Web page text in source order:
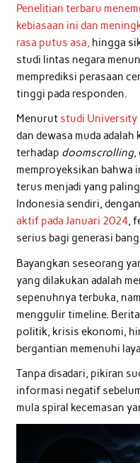
Penelitian terbaru
kebiasaan ini dan
rasa putus asa, hingga
studi lintas negara
memprediksi perasaan
tinggi pada responden.
Menurut studi
dan dewasa muda
terhadap doomscrolling,
memproyeksikan bahwa
terus menjadi yang
Indonesia sendiri, dengan
aktif pada Januari 2024,
serius bagi generasi
Bayangkan seseorang
yang dilakukan adalah
sepenuhnya terbuka,
menggulir timeline.
politik, krisis ekonomi,
bergantian memenuhi
Tanpa disadari, pikiran
informasi negatif
mula spiral kecemasan